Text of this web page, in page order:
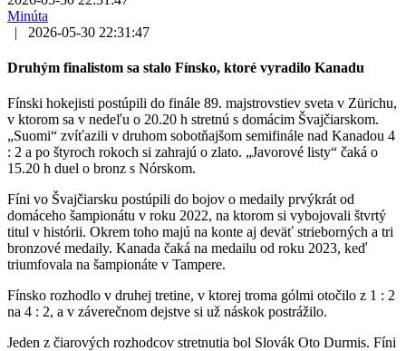
Minúta
|
2026-05-30 22:31:47
Druhým finalistom sa stalo Fínsko, ktoré vyradilo Kanadu
Fínski hokejisti postúpili do finále 89. majstrovstiev sveta v Zürichu,
v ktorom sa v nedeľu o 20.20 h stretnú s domácim Švajčiarskom.
„Suomi“ zvíťazili v druhom sobotňajšom semifinále nad Kanadou 4
: 2 a po štyroch rokoch si zahrajú o zlato. „Javorové listy“ čaká o
15.20 h duel o bronz s Nórskom.
Fíni vo Švajčiarsku postúpili do bojov o medaily prvýkrát od
domáceho šampionátu v roku 2022, na ktorom si vybojovali štvrtý
titul v histórii. Okrem toho majú na konte aj deväť strieborných a tri
bronzové medaily. Kanada čaká na medailu od roku 2023, keď
triumfovala na šampionáte v Tampere.
Fínsko rozhodlo v druhej tretine, v ktorej troma gólmi otočilo z 1 : 2
na 4 : 2, a v záverečnom dejstve si už náskok postrážilo.
Jeden z čiarových rozhodcov stretnutia bol Slovák Oto Durmis. Fíni